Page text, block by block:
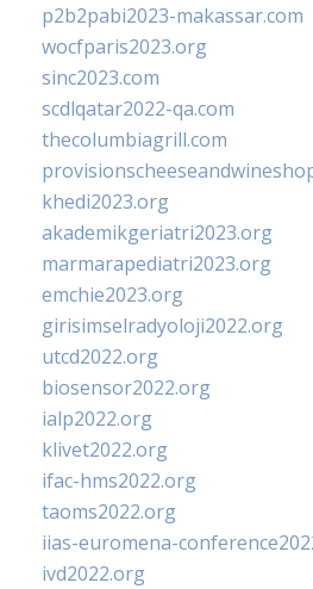
p2b2pabi2023-makassar.com
wocfparis2023.org
sinc2023.com
scdlqatar2022-qa.com
thecolumbiagrill.com
khedi2023.org
akademikgeriatri2023.org
marmarapediatri2023.org
emchie2023.org
girisimselradyoloji2022.org
utcd2022.org
biosensor2022.org
ialp2022.org
klivet2022.org
ifac-hms2022.org
taoms2022.org
iias-euromena-
ivd2022.org